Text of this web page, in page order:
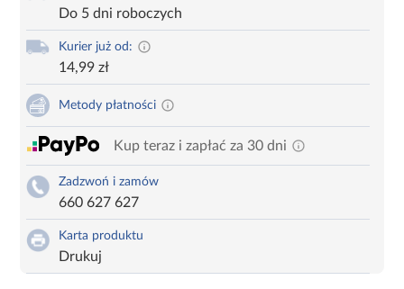
Do 5 dni roboczych
Kurier już od:
14,99 zł
Metody płatności
Kup teraz i zapłać za 30 dni
Zadzwoń i zamów
660 627 627
Karta produktu
Drukuj